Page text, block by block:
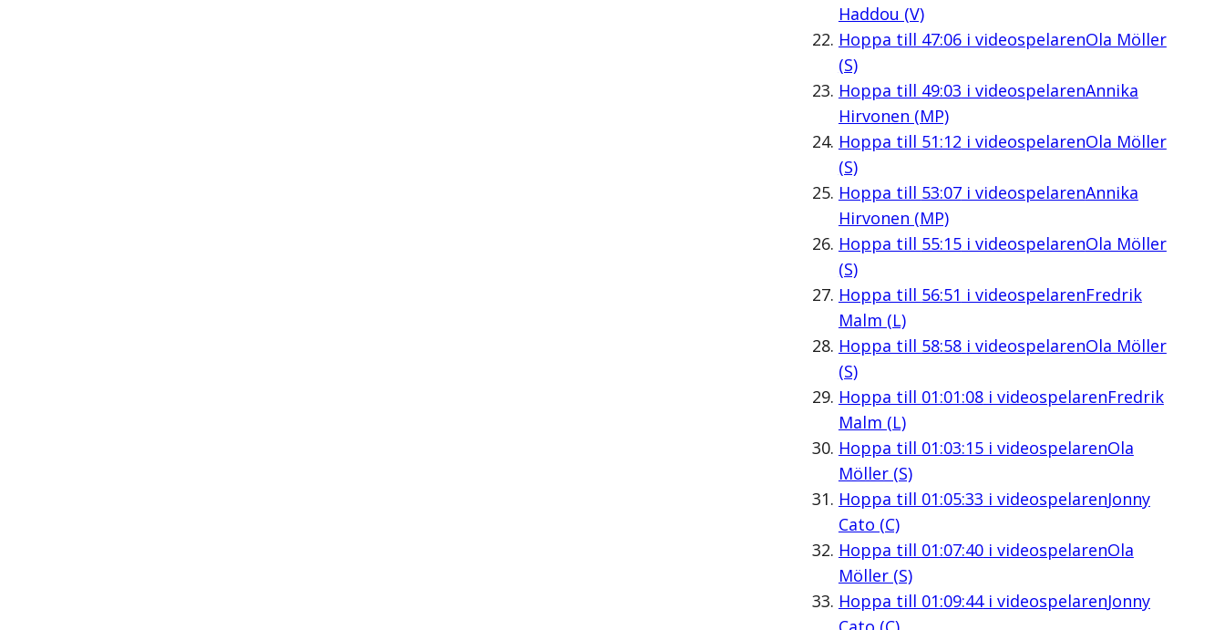
Haddou (V)
Hoppa till 47:06i videospelarenOla Möller
(S)
Hoppa till 49:03 i videospelarenAnnika
Hirvonen (MP)
Hoppa till 51:12 i videospelarenOla Möller
(S)
Hoppa till 53:07i videospelarenAnnika
Hirvonen (MP)
Hoppa till 55:15i videospelarenOla Möller
(S)
Hoppa till 56:51 i videospelarenFredrik
Malm (L)
Hoppa till 58:58i videospelarenOla Möller
(S)
Hoppa till 01:01:08i videospelarenFredrik
Malm (L)
Hoppa till 01:03:15i videospelarenOla
Möller (S)
Hoppa till 01:05:33 i videospelarenJonny
Cato (C)
Hoppa till 01:07:40i videospelarenOla
Möller (S)
Hoppa till 01:09:44i videospelarenJonny